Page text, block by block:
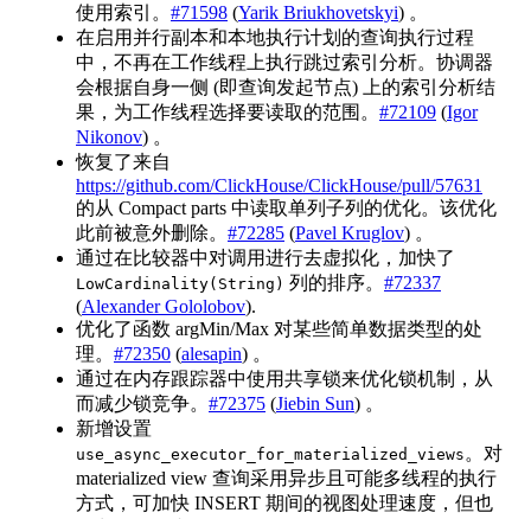
使用索引。 #71598 (Yarik Briukhovetskyi) 。
在启用并行副本和本地执行计划的查询执行过程
中，不再在工作线程上执行跳过索引分析。协调器
会根据自身一侧 (即查询发起节点) 上的索引分析结
果，为工作线程选择要读取的范围。 #72109 (Igor
Nikonov) 。
恢复了来自
https://github.com/ClickHouse/ClickHouse/pull/57631
的从 Compact parts 中读取单列子列的优化。该优化
此前被意外删除。 #72285 (Pavel Kruglov) 。
通过在比较器中对调用进行去虚拟化，加快了
LowCardinality(String) 列的排序。 #72337
(Alexander Gololobov).
优化了函数 argMin/Max 对某些简单数据类型的处
理。 #72350 (alesapin) 。
通过在内存跟踪器中使用共享锁来优化锁机制，从
而减少锁竞争。 #72375 (Jiebin Sun) 。
新增设置
use_async_executor_for_materialized_views 。对
materialized view 查询采用异步且可能多线程的执行
方式，可加快 INSERT 期间的视图处理速度，但也